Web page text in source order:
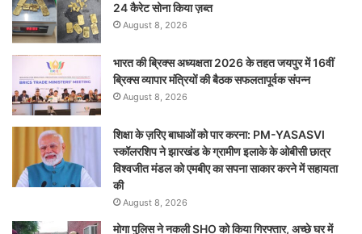
24 कैरेट सोना किया ज़ब्त
August 8, 2026
भारत की ब्रिक्‍स अध्यक्षता 2026 के तहत जयपुर में 16वीं
ब्रिक्‍स व्यापार मंत्रियों की बैठक सफलतापूर्वक संपन्न
August 8, 2026
शिक्षा के ज़रिए बाधाओं को पार करना: PM-YASASVI
स्कॉलरशिप ने झारखंड के ग्रामीण इलाके के ओबीसी छात्र
विश्वजीत मंडल को एमबीए का सपना साकार करने में सहायता
की
August 8, 2026
मोगा पुलिस ने नकली SHO को किया गिरफ्तार, अच्छे घर में